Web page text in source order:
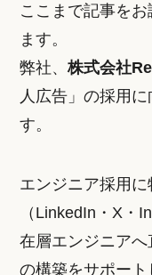
ここまで記事を
ます。
弊社、株式会社
人広告」の採用
す。
エンジニア採用
（LinkedIn・X・
在層エンジニアへ
の構築をサポート